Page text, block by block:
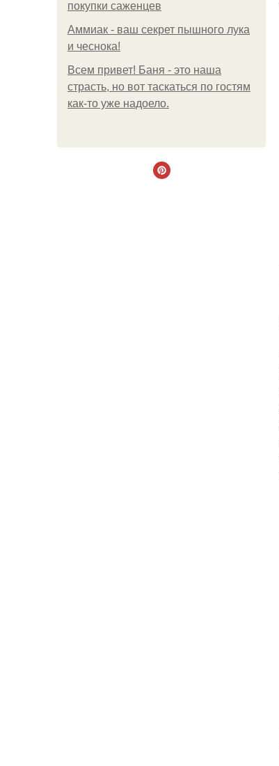
покупки саженцев
Аммиак - ваш секрет пышного лука
и чеснока!
Всем привет! Баня - это наша
страсть, но вот таскаться по гостям
как-то уже надоело.